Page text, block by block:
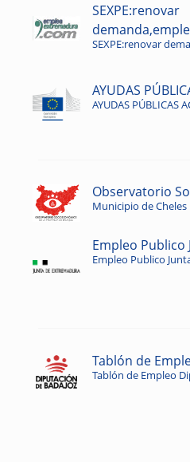
SEXPE:renovar
SEXPE:renovar
AYUDAS
AYUDAS PÚBLICAS
Observatorio
Municipio de Cheles
Empleo Publico
Empleo Publico
Tablón de
Tablón de Empleo